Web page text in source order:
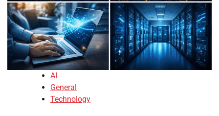
AI
General
Technology